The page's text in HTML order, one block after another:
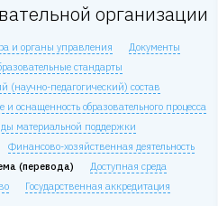
организации
и органы управления
Документы
стандарты
(научно-педагогический) состав
и оснащенность образовательного процесса
материальной поддержки
Финансово-хозяйственная деятельность
(перевода)
Доступная среда
Государственная аккредитация